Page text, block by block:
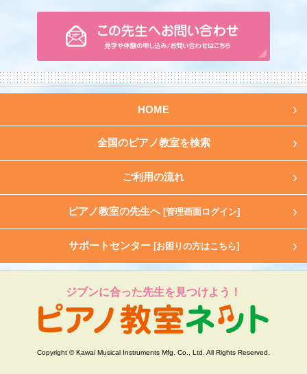
HOME
全国のピアノ教室を検索
ご利用の流れ
ピアノ教室の先生へ [管理画面ログイン]
サポートセンター [お困りの方はこちら]
ジブンに合った先生を見つけよう！
Copyright © Kawai Musical Instruments Mfg. Co., Ltd. All Rights Reserved.